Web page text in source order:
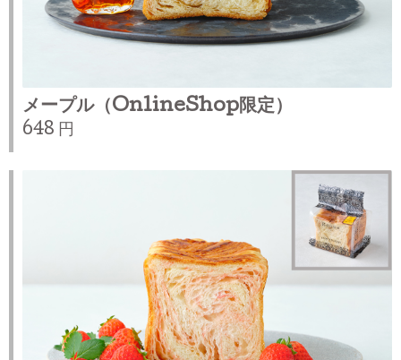
メープル（OnlineShop限定）
648 円